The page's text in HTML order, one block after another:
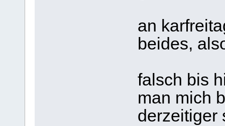
an
beides,
falsch bis
man mich
derzeitiger